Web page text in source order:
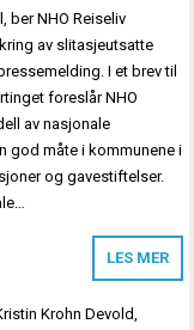
ber NHO Reiseliv
av slitasjeutsatte
I et brev til
foreslår NHO
av nasjonale
god måte i kommunene i
og gavestiftelser.
LES MER
Krohn Devold,